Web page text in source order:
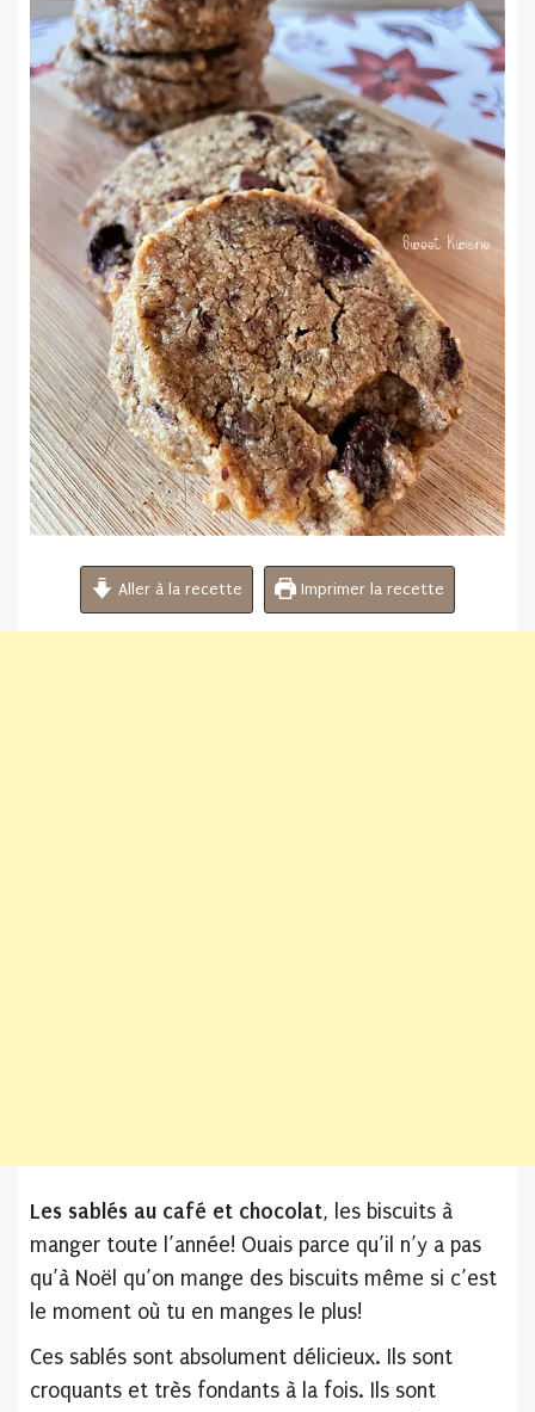
Aller à la recette Imprimer la recette
Les sablés au café et chocolat, les biscuits à
manger toute l’année! Ouais parce qu’il n’y a pas
qu’à Noël qu’on mange des biscuits même si c’est
le moment où tu en manges le plus!
Ces sablés sont absolument délicieux. Ils sont
croquants et très fondants à la fois. Ils sont